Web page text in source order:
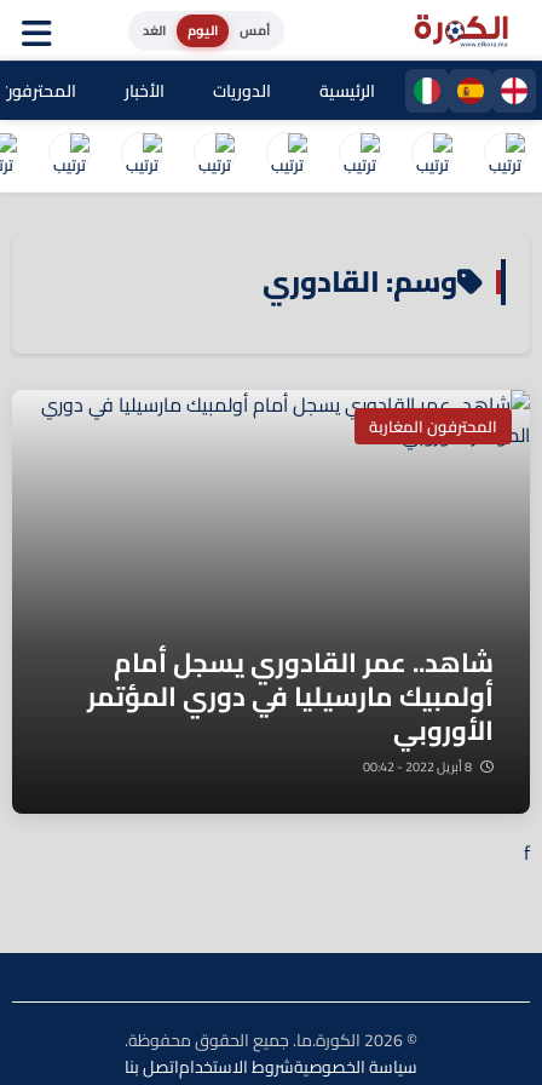
أمس اليوم الغد
الرئيسية الدوريات الأخبار
وسم: القادوري
المحترفون المغاربة
شاهد.. عمر القادوري يسجل أمام
أولمبيك مارسيليا في دوري المؤتمر
الأوروبي
f
© 2026 الكورة.ما. جميع الحقوق محفوظة.
سياسة الخصوصيةشروط الاستخداماتصل بنا